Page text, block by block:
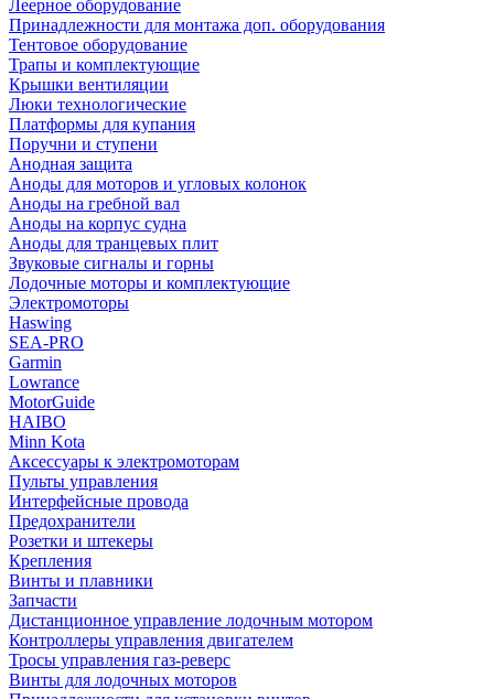
Леерное оборудование
Принадлежности для монтажа доп. оборудования
Тентовое оборудование
Трапы и комплектующие
Крышки вентиляции
Люки технологические
Платформы для купания
Поручни и ступени
Анодная защита
Аноды для моторов и угловых колонок
Аноды на гребной вал
Аноды на корпус судна
Аноды для транцевых плит
Звуковые сигналы и горны
Лодочные моторы и комплектующие
Электромоторы
Haswing
SEA-PRO
Garmin
Lowrance
MotorGuide
HAIBO
Minn Kota
Аксессуары к электромоторам
Пульты управления
Интерфейсные провода
Предохранители
Розетки и штекеры
Крепления
Винты и плавники
Запчасти
Дистанционное управление лодочным мотором
Контроллеры управления двигателем
Тросы управления газ-реверс
Винты для лодочных моторов